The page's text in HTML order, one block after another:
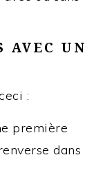
AVEC UN
:
première
dans